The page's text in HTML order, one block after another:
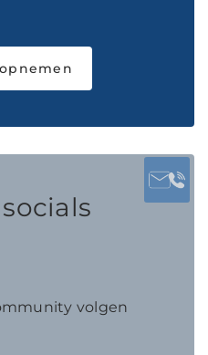
volgen